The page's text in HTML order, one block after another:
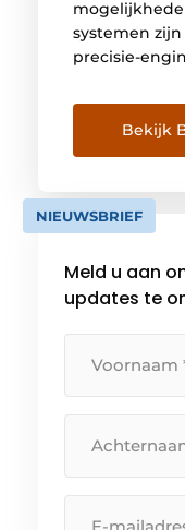
systemen
precisie-
vakmanschap
Bekijk
NIEUWSBRIEF
Meld u aan
updates te